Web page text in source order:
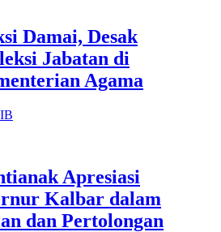
Damai, Desak
Jabatan di
Agama
Apresiasi
Kalbar dalam
dan Pertolongan